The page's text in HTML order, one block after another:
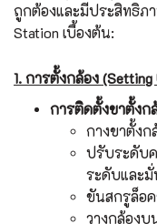
ถูกต้องและมีประสิทธิภ
Station เบื้องต้น:
1. การตั้งกล้อง
การติดตั้งขาตั้งก
กางขาตั้ง
ปรับระดับค
ระดับและ
ขันสกรูล็อ
วางกล้อง